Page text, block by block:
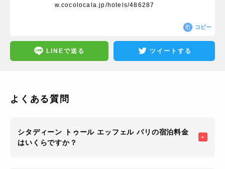
w.cocolocala.jp/hotels/486287
コピー
LINEで送る ツイートする
よくある質問
シタディーン トゥール エッフェル パリの宿泊料金
はいくらですか？